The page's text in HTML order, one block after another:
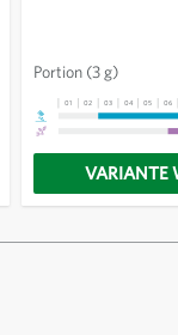
Portion (3 g)
01 02 03 04 05 06
VARIANTE